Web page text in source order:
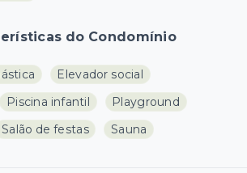
do Condomínio
Elevador social
Piscina infantil
Playground
Salão de festas Sauna